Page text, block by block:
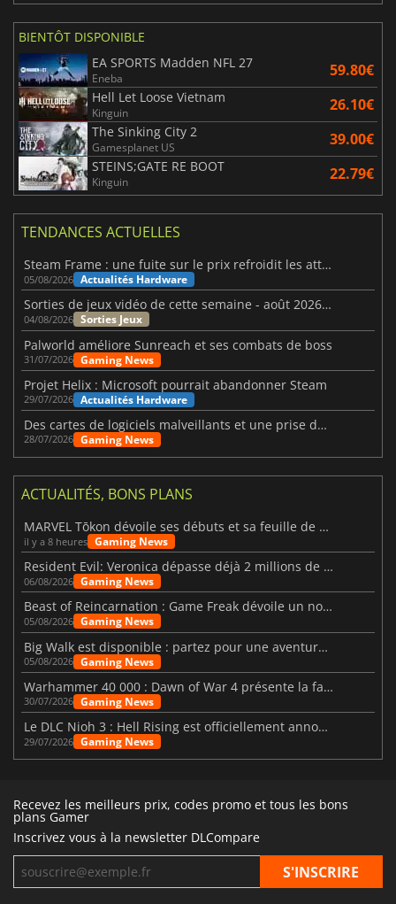
BIENTÔT DISPONIBLE
EA SPORTS Madden NFL 27
Eneba 59.80€
Hell Let Loose Vietnam
Kinguin 26.10€
The Sinking City 2
Gamesplanet US 39.00€
STEINS;GATE RE BOOT
Kinguin 22.79€
TENDANCES ACTUELLES
Steam Frame : une fuite sur le prix refroidit les attentes VR
05/08/2026 Actualités Hardware
Sorties de jeux vidéo de cette semaine - août 2026 (semaine 32)
04/08/2026 Sorties Jeux
Palworld améliore Sunreach et ses combats de boss
31/07/2026 Gaming News
Projet Helix : Microsoft pourrait abandonner Steam
29/07/2026 Actualités Hardware
Des cartes de logiciels malveillants et une prise de contrôle de Discord ont touché Meccha Chameleon
28/07/2026 Gaming News
ACTUALITÉS, BONS PLANS
MARVEL Tōkon dévoile ses débuts et sa feuille de route
il y a 8 heures Gaming News
Resident Evil: Veronica dépasse déjà 2 millions de wishlists
06/08/2026 Gaming News
Beast of Reincarnation : Game Freak dévoile un nouveau pari
05/08/2026 Gaming News
Big Walk est disponible : partez pour une aventure entre amis
05/08/2026 Gaming News
Warhammer 40 000 : Dawn of War 4 présente la faction des Nécrons
30/07/2026 Gaming News
Le DLC Nioh 3 : Hell Rising est officiellement annoncé
29/07/2026 Gaming News
Recevez les meilleurs prix, codes promo et tous les bons
plans Gamer
Inscrivez vous à la newsletter DLCompare